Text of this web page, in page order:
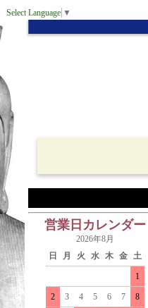
Select Language ▼
営業日カレンダー
2026年8月
日
月 火 水 木 金 土
1
2 3 4 5 6 7 8